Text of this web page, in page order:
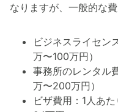
なりますが、一般的な
ビジネスライセ
万〜100万円）
事務所のレンタル
万〜200万円）
ビザ費用：1人あ